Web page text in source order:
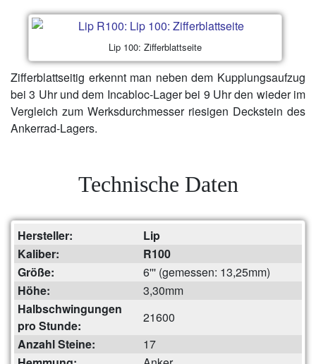
Lip 100: Zifferblattseite
Zifferblattseitig erkennt man neben dem Kupplungsaufzug
bei 3 Uhr und dem Incabloc-Lager bei 9 Uhr den wieder im
Vergleich zum Werksdurchmesser riesigen Deckstein des
Ankerrad-Lagers.
Technische Daten
Hersteller:
Lip
Kaliber:
R100
Größe:
6''' (gemessen: 13,25mm)
Höhe:
3,30mm
Halbschwingungen
pro Stunde:
21600
Anzahl Steine:
17